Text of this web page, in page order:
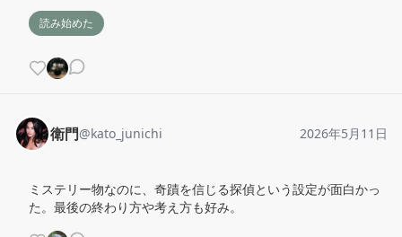
読み始めた
衛門@kato_junichi 2026年5月11日
ミステリー物なのに、奇蹟を信じる探偵という設定が面白かっ
た。最後の終わり方や考え方も好み。